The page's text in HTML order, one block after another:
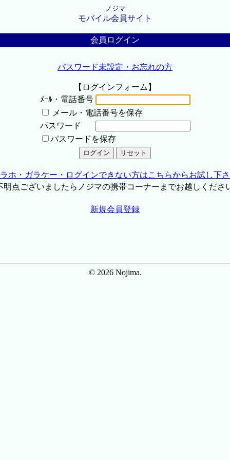
ノジマ
モバイル会員サイト
会員ログイン
パスワード未設定・お忘れの方
【ログインフォーム】
ﾒｰﾙ・電話番号
メール・電話番号を保存
パスワード
パスワードを保存
ホ・ガラケー・ログインできない方はこちらからお試し下
点ございましたらノジマの携帯コーナーまでお越しくださ
新規会員登録
© 2026 Nojima.